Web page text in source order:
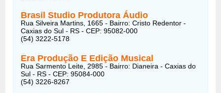
Brasil Studio Produtora Áudio
Rua Silveira Martins, 1665 - Bairro: Cristo Redentor -
Caxias do Sul - RS - CEP: 95082-000
(54) 3222-5178
Era Produção E Edição Musical
Rua Sarmento Leite, 2985 - Bairro: Dianeira - Caxias do
Sul - RS - CEP: 95084-000
(54) 3226-8267